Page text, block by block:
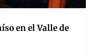
en el Valle de